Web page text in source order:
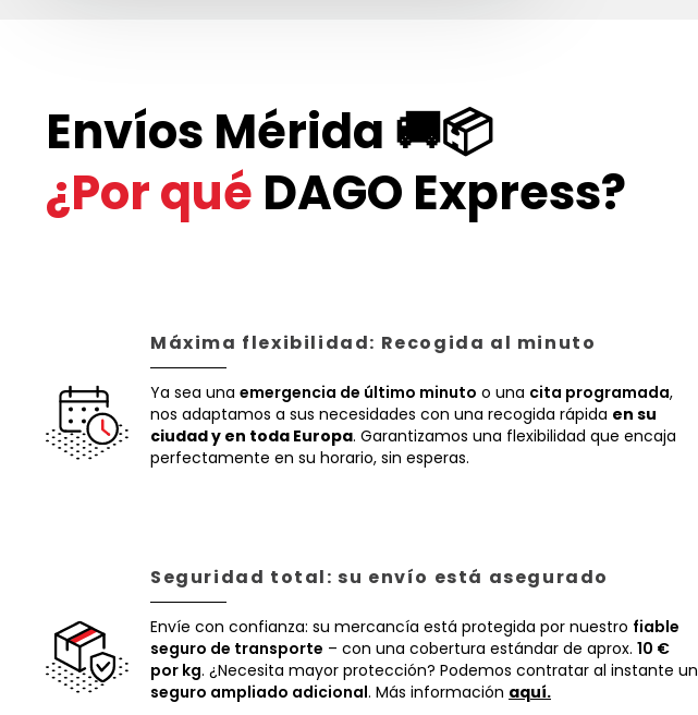
Envíos Mérida 🚚📦
¿Por qué DAGO Express?
Máxima flexibilidad: Recogida al minuto
Ya sea una emergencia de último minuto o una cita programada,
nos adaptamos a sus necesidades con una recogida rápida en su
ciudad y en toda Europa. Garantizamos una flexibilidad que encaja
perfectamente en su horario, sin esperas.
Seguridad total: su envío está asegurado
Envíe con confianza: su mercancía está protegida por nuestro fiable
seguro de transporte – con una cobertura estándar de aprox. 10 €
por kg. ¿Necesita mayor protección? Podemos contratar al instante un
seguro ampliado adicional. Más información aquí.